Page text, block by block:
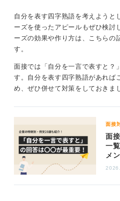
自分を表す四字熟語を考えようと
ーズを使ったアピールもぜひ検討
ーズの効果や作り方は、こちらの
す。
面接では「自分を一言で表すと？
す。自分を表す四字熟語があれば
め、ぜひ併せて対策をしておきま
面接
面
一
メ